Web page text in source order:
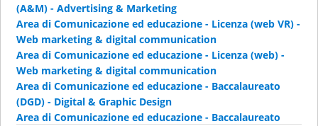
(A&M) - Advertising & Marketing
Area di Comunicazione ed educazione - Licenza (web VR) -
Web marketing & digital communication
Area di Comunicazione ed educazione - Licenza (web) -
Web marketing & digital communication
Area di Comunicazione ed educazione - Baccalaureato
(DGD) - Digital & Graphic Design
Area di Comunicazione ed educazione - Baccalaureato